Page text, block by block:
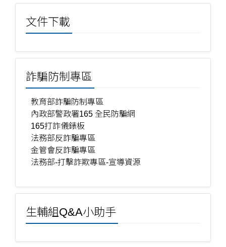
文件下載
詐騙防制專區
教育部詐騙防制專區
內政部警政署165 全民防騙網
165打詐儀錶板
法務部反詐騙專區
金管會反詐騙專區
法務部-打擊詐欺專區-宣導資源
生輔組Q&A小助手